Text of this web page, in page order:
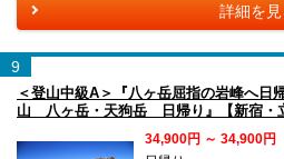
詳細を見
9
＜登山中級A＞『八ヶ岳屈指の岩峰へ
山 八ヶ岳・天狗岳 日帰り』【新宿・
34,900円 ～ 34,900円